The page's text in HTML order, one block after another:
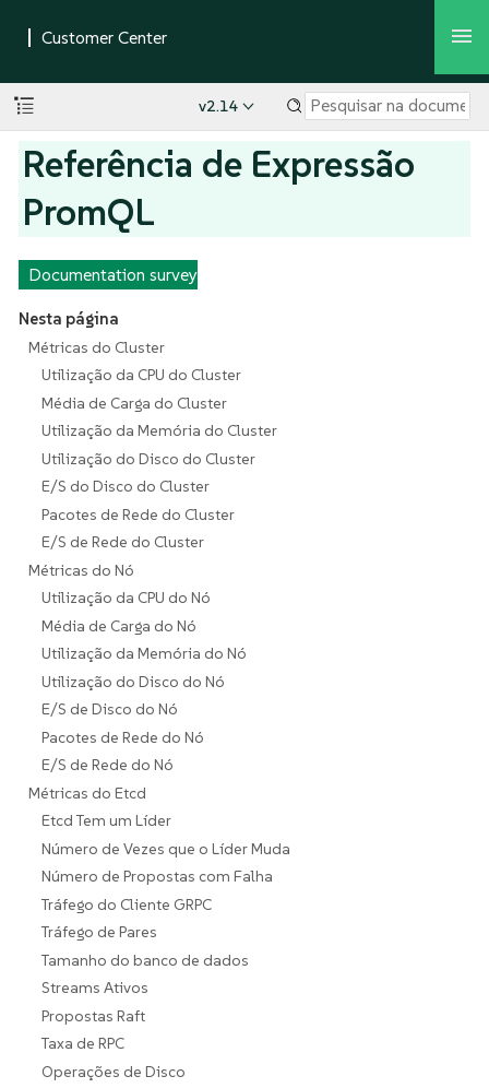
v2.14
Referência de Expressão
PromQL
Documentation survey
Nesta página
Métricas do Cluster
Utilização da CPU do Cluster
Média de Carga do Cluster
Utilização da Memória do Cluster
Utilização do Disco do Cluster
E/S do Disco do Cluster
Pacotes de Rede do Cluster
E/S de Rede do Cluster
Métricas do Nó
Utilização da CPU do Nó
Média de Carga do Nó
Utilização da Memória do Nó
Utilização do Disco do Nó
E/S de Disco do Nó
Pacotes de Rede do Nó
E/S de Rede do Nó
Métricas do Etcd
Etcd Tem um Líder
Número de Vezes que o Líder Muda
Número de Propostas com Falha
Tráfego do Cliente GRPC
Tráfego de Pares
Tamanho do banco de dados
Streams Ativos
Propostas Raft
Taxa de RPC
Operações de Disco